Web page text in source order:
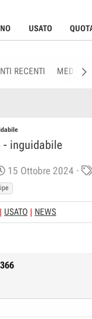
USATO
RECENTI MEDIA
- inguidabile
D
a
t
a
d
n
z
15 Ottobre 2024
USATO NEWS